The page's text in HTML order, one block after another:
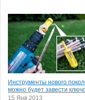
Инструменты нового
можно будет завести
15 Янв 2013